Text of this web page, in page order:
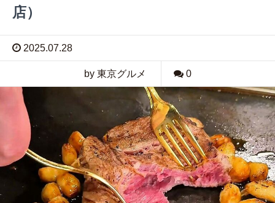
店）
2025.07.28
by 東京グルメ 0